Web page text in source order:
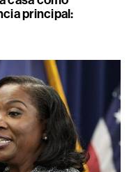
principal: